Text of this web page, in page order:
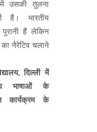
उसकी तुलना
है। भारतीय
पुरानी हैं लेकिन
का नैरेटिव चलाने
दिल्ली में
भाषाओं के
कार्यक्रम के